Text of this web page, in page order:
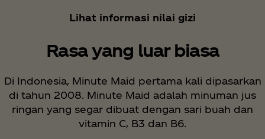
Lihat informasi nilai gizi
Rasa yang luar biasa
Di Indonesia, Minute Maid pertama kali dipasarkan
di tahun 2008. Minute Maid adalah minuman jus
ringan yang segar dibuat dengan sari buah dan
vitamin C, B3 dan B6.